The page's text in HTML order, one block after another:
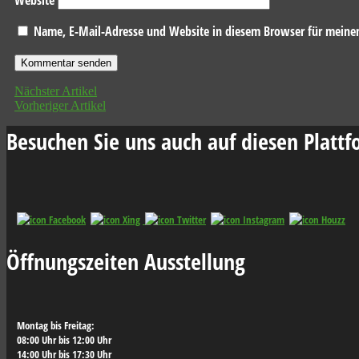
Name, E-Mail-Adresse und Website in diesem Browser für
Nächster Artikel
Vorheriger Artikel
Besuchen Sie uns auch auf diesen
Öffnungszeiten Ausstellung
Montag bis Freitag:
08:00 Uhr bis 12:00 Uhr
14:00 Uhr bis 17:30 Uhr